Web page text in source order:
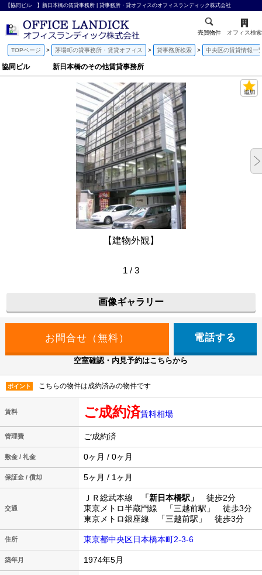
【協同ビル 】新日本橋の賃貸事務所 | 貸事務所・貸オフィスのオフィスランディック株式会社
売買物件 オフィス検索
TOPページ 茅場町の貸事務所・賃貸オフィス 貸事務所検索 中央区の賃貸情報一
協同ビル 新日本橋のその他賃貸事務所
【建物外観】
1 / 3
画像ギャラリー
電話する
空室確認・内見予約はこちらから
ポイント こちらの物件は成約済みの物件です
賃料 ご成約済賃料相場
管理費 ご成約済
敷金 / 礼金 0ヶ月 / 0ヶ月
保証金 / 償却 5ヶ月 / 1ヶ月
交通
ＪＲ総武本線 「新日本橋駅」
徒歩2分
東京メトロ半蔵門線 「三越前駅」 徒歩3分
東京メトロ銀座線 「三越前駅」 徒歩3分
住所 東京都中央区日本橋本町2-3-6
築年月 1974年5月